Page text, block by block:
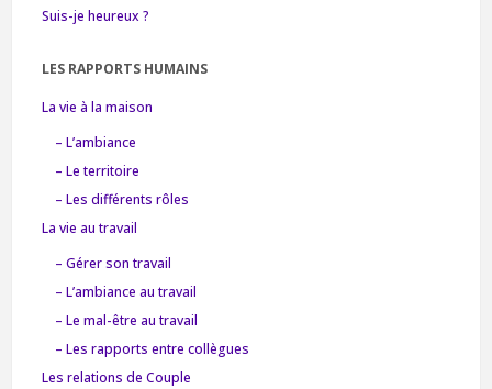
Suis-je heureux ?
LES RAPPORTS HUMAINS
La vie à la maison
– L’ambiance
– Le territoire
– Les différents rôles
La vie au travail
– Gérer son travail
– L’ambiance au travail
– Le mal-être au travail
– Les rapports entre collègues
Les relations de Couple